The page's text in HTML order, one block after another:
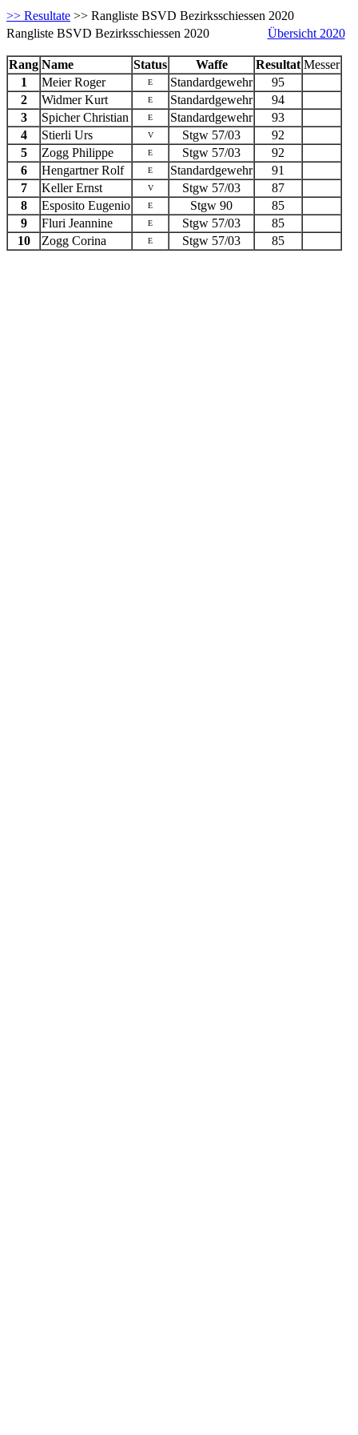
>> Resultate >> Rangliste BSVD Bezirksschiessen 2020
Rangliste BSVD Bezirksschiessen 2020
Übersicht 2020
Rang Name Status Waffe Resultat Messer
1
Meier Roger E Standardgewehr
95
2
Widmer Kurt E Standardgewehr
94
3
Spicher Christian E Standardgewehr
93
4
Stierli Urs V Stgw 57/03
92
5
Zogg Philippe E Stgw 57/03
92
6
Hengartner Rolf E Standardgewehr
91
7
Keller Ernst V Stgw 57/03
87
8
Esposito Eugenio E Stgw 90
85
9
Fluri Jeannine E Stgw 57/03
85
10
Zogg Corina E Stgw 57/03 85